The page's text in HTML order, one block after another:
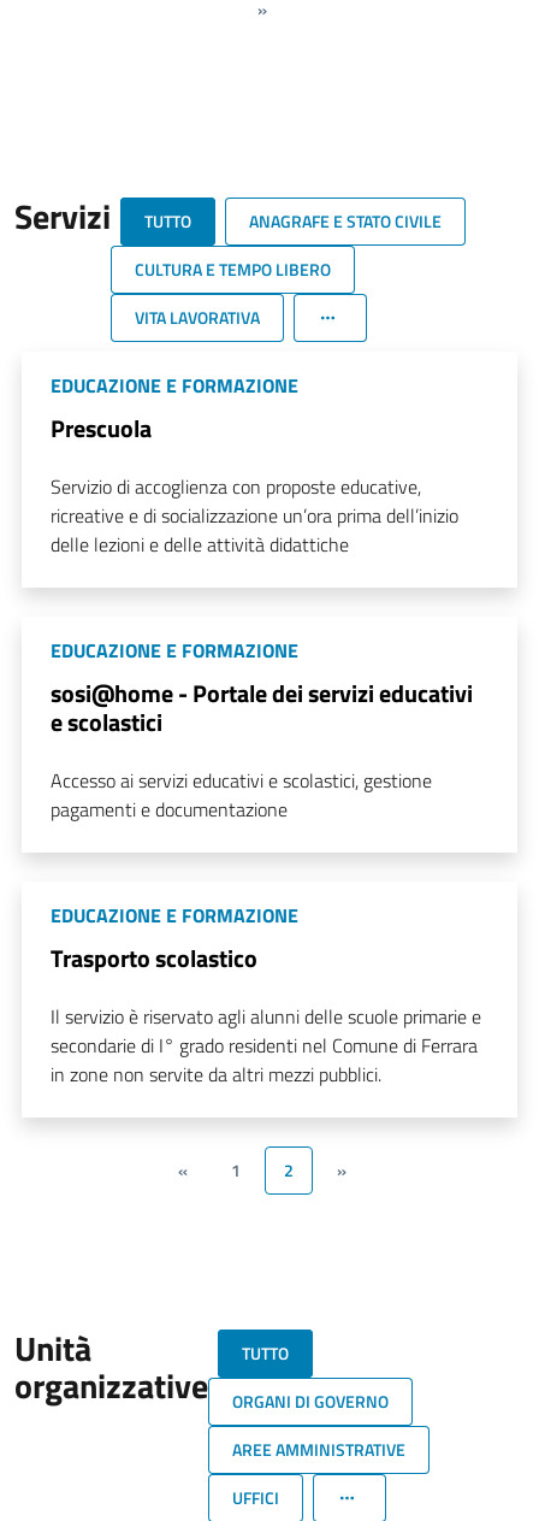
»
Servizi TUTTO
ANAGRAFE E STATO CIVILE
CULTURA E TEMPO LIBERO
VITA LAVORATIVA
EDUCAZIONE E FORMAZIONE
Prescuola
Servizio di accoglienza con proposte educative,
ricreative e di socializzazione un’ora prima dell’inizio
delle lezioni e delle attività didattiche
EDUCAZIONE E FORMAZIONE
sosi@home - Portale dei servizi educativi
e scolastici
Accesso ai servizi educativi e scolastici, gestione
pagamenti e documentazione
EDUCAZIONE E FORMAZIONE
Trasporto scolastico
Il servizio è riservato agli alunni delle scuole primarie e
secondarie di I° grado residenti nel Comune di Ferrara
in zone non servite da altri mezzi pubblici.
« 1 2 »
Unità
organizzative
TUTTO
ORGANI DI GOVERNO
AREE AMMINISTRATIVE
UFFICI